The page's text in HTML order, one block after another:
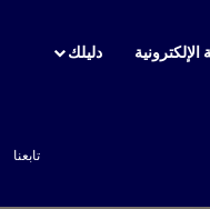
الإلكترونية دليلك
تابعنا